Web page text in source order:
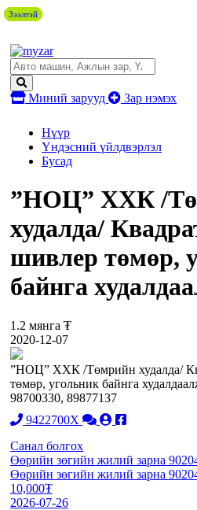
Миний зарууд Зар нэмэх
Нүүр
Үндэсний үйлдвэрлэл
Бусад
”НОЦ” ХХК /
худалда/
шивлер төмөр,
байнга
1.2 мянга ₮
2020-12-07
”НОЦ” ХХК /Төмрийн худалда/
төмөр, угольник байнга
98700330, 89877137
9422700X
Санал болгох
Өөрийн зөгийн жилий зарна
Өөрийн зөгийн жилий зарна
10,000₮
2026-07-26
Зээлтэй
Зээлтэй
Зээлтэй
Зээлтэй